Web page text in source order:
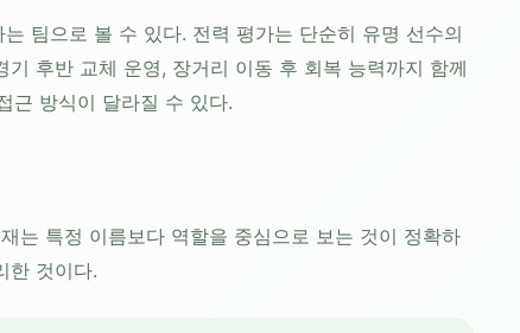
팀으로 볼 수 있다. 전력 평가는 단순히 유명 선수의
후반 교체 운영, 장거리 이동 후 회복 능력까지 함께
근 방식이 달라질 수 있다.
는 특정 이름보다 역할을 중심으로 보는 것이 정확하
한 것이다.